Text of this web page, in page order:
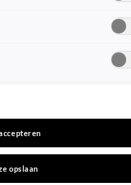
je niet kan
echt
opslaan